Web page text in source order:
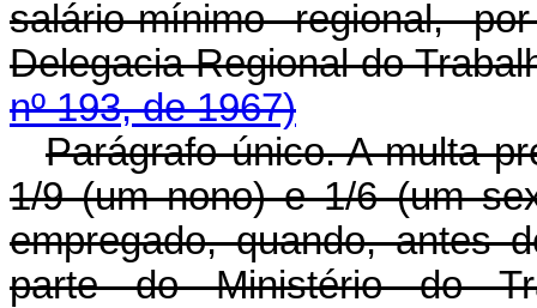
salário-mínimo regional,
Delegacia Regional do
nº 193, de 1967)
Parágrafo único. A multa
1/9 (um nono) e 1/6 (um
empregado, quando, antes
parte do Ministério do